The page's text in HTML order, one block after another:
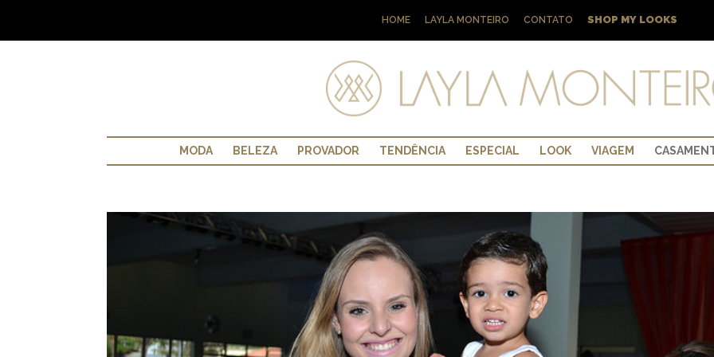
HOME LAYLA MONTEIRO CONTATO SHOP MY LOOKS
MODA BELEZA PROVADOR TENDÊNCIA ESPECIAL LOOK VIAGEM